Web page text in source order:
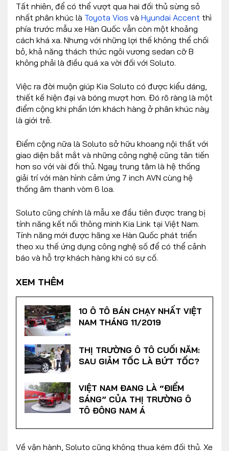
Tất nhiên, để có thể vượt qua hai đối thủ sừng sỏ
nhất phân khúc là Toyota Vios và Hyundai Accent thì
phía trước mẫu xe Hàn Quốc vẫn còn một khoảng
cách khá xa. Nhưng với những lợi thế không thể chối
bỏ, khả năng thách thức ngôi vương sedan cỡ B
không phải là điều quá xa vời đối với Soluto.
Việc ra đời muộn giúp Kia Soluto có được kiểu dáng,
thiết kế hiện đại và bóng mượt hơn. Đó rõ ràng là một
điểm cộng khi phần lớn khách hàng ở phân khúc này
là giới trẻ.
Điểm cộng nữa là Soluto sở hữu khoang nội thất với
giao diện bắt mắt và những công nghệ cũng tân tiến
hơn so với vài đối thủ. Ngay trung tâm là hệ thống
giải trí với màn hình cảm ứng 7 inch AVN cùng hệ
thống âm thanh vòm 6 loa.
Soluto cũng chính là mẫu xe đầu tiên được trang bị
tính năng kết nối thông minh Kia Link tại Việt Nam.
Tính năng mới được hãng xe Hàn Quốc phát triển
theo xu thế ứng dụng công nghệ số để có thể cảnh
báo và hỗ trợ khách hàng khi có sự cố.
XEM THÊM
10 Ô TÔ BÁN CHẠY NHẤT VIỆT
NAM THÁNG 11/2019
THỊ TRƯỜNG Ô TÔ CUỐI NĂM:
SAU GIẢM TỐC LÀ BỨT TỐC?
VIỆT NAM ĐANG LÀ “ĐIỂM
SÁNG” CỦA THỊ TRƯỜNG Ô
TÔ ĐÔNG NAM Á
Về vận hành, Soluto cũng không thua kém đối thủ. Xe